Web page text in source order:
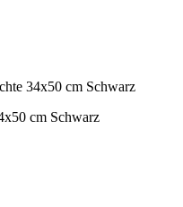
34x50 cm Schwarz
cm Schwarz